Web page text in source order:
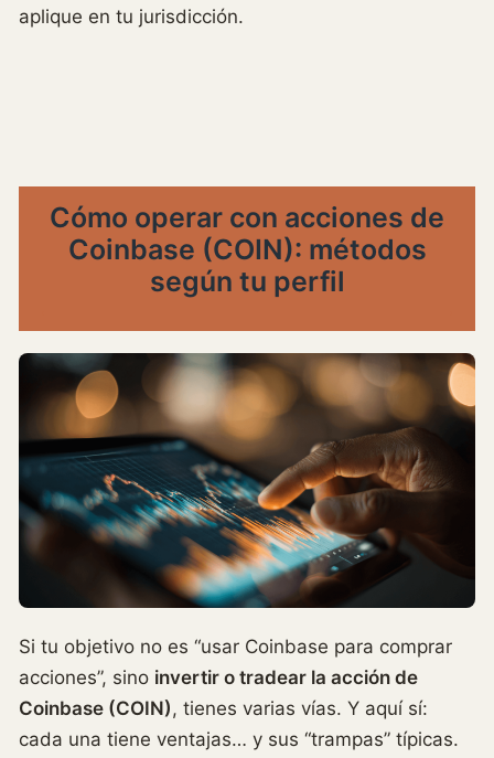
aplique en tu jurisdicción.
Cómo operar con acciones de
Coinbase (COIN): métodos
según tu perfil
Si tu objetivo no es “usar Coinbase para comprar
acciones”, sino invertir o tradear la acción de
Coinbase (COIN) , tienes varias vías. Y aquí sí:
cada una tiene ventajas… y sus “trampas” típicas.